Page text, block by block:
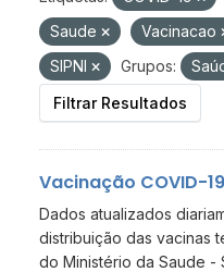
Saude
Vacinacao
SIPNI
Grupos:
Filtrar Resultados
Vacinação COVID-
Dados atualizados
distribuição das vacinas
do Ministério da Saude -